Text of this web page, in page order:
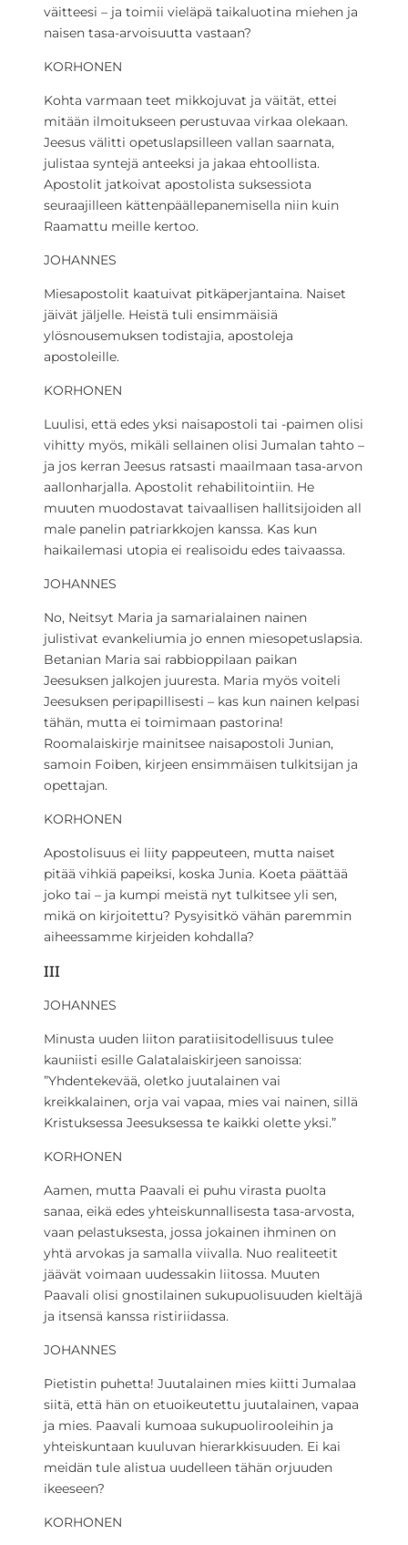
väitteesi – ja toimii vieläpä taikaluotina miehen ja
naisen tasa-arvoisuutta vastaan?
KORHONEN
Kohta varmaan teet mikkojuvat ja väität, ettei
mitään ilmoitukseen perustuvaa virkaa olekaan.
Jeesus välitti opetuslapsilleen vallan saarnata,
julistaa syntejä anteeksi ja jakaa ehtoollista.
Apostolit jatkoivat apostolista suksessiota
seuraajilleen kättenpäällepanemisella niin kuin
Raamattu meille kertoo.
JOHANNES
Miesapostolit kaatuivat pitkäperjantaina. Naiset
jäivät jäljelle. Heistä tuli ensimmäisiä
ylösnousemuksen todistajia, apostoleja
apostoleille.
KORHONEN
Luulisi, että edes yksi naisapostoli tai -paimen olisi
vihitty myös, mikäli sellainen olisi Jumalan tahto –
ja jos kerran Jeesus ratsasti maailmaan tasa-arvon
aallonharjalla. Apostolit rehabilitointiin. He
muuten muodostavat taivaallisen hallitsijoiden all
male panelin patriarkkojen kanssa. Kas kun
haikailemasi utopia ei realisoidu edes taivaassa.
JOHANNES
No, Neitsyt Maria ja samarialainen nainen
julistivat evankeliumia jo ennen miesopetuslapsia.
Betanian Maria sai rabbioppilaan paikan
Jeesuksen jalkojen juuresta. Maria myös voiteli
Jeesuksen peripapillisesti – kas kun nainen kelpasi
tähän, mutta ei toimimaan pastorina!
Roomalaiskirje mainitsee naisapostoli Junian,
samoin Foiben, kirjeen ensimmäisen tulkitsijan ja
opettajan.
KORHONEN
Apostolisuus ei liity pappeuteen, mutta naiset
pitää vihkiä papeiksi, koska Junia. Koeta päättää
joko tai – ja kumpi meistä nyt tulkitsee yli sen,
mikä on kirjoitettu? Pysyisitkö vähän paremmin
aiheessamme kirjeiden kohdalla?
III
JOHANNES
Minusta uuden liiton paratiisitodellisuus tulee
kauniisti esille Galatalaiskirjeen sanoissa:
”Yhdentekevää, oletko juutalainen vai
kreikkalainen, orja vai vapaa, mies vai nainen, sillä
Kristuksessa Jeesuksessa te kaikki olette yksi.”
KORHONEN
Aamen, mutta Paavali ei puhu virasta puolta
sanaa, eikä edes yhteiskunnallisesta tasa-arvosta,
vaan pelastuksesta, jossa jokainen ihminen on
yhtä arvokas ja samalla viivalla. Nuo realiteetit
jäävät voimaan uudessakin liitossa. Muuten
Paavali olisi gnostilainen sukupuolisuuden kieltäjä
ja itsensä kanssa ristiriidassa.
JOHANNES
Pietistin puhetta! Juutalainen mies kiitti Jumalaa
siitä, että hän on etuoikeutettu juutalainen, vapaa
ja mies. Paavali kumoaa sukupuolirooleihin ja
yhteiskuntaan kuuluvan hierarkkisuuden. Ei kai
meidän tule alistua uudelleen tähän orjuuden
ikeeseen?
KORHONEN